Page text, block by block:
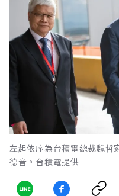
左起依序為台積電總裁魏哲
德音。台積電提供